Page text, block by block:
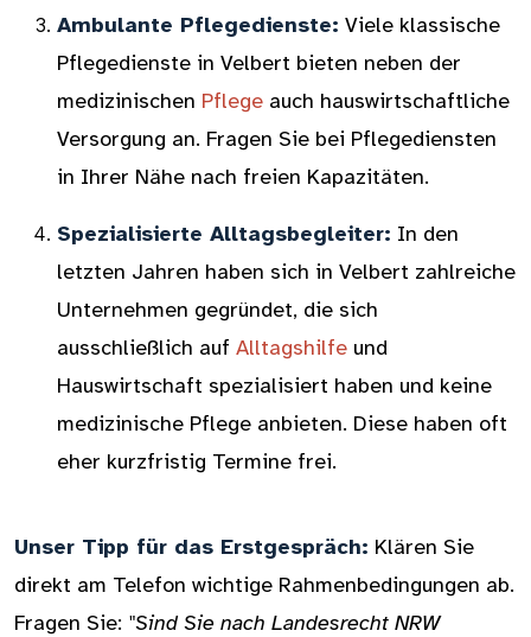
Ambulante Pflegedienste: Viele klassische
Pflegedienste in Velbert bieten neben der
medizinischen Pflege auch hauswirtschaftliche
Versorgung an. Fragen Sie bei Pflegediensten
in Ihrer Nähe nach freien Kapazitäten.
Spezialisierte Alltagsbegleiter: In den
letzten Jahren haben sich in Velbert zahlreiche
Unternehmen gegründet, die sich
ausschließlich auf Alltagshilfe und
Hauswirtschaft spezialisiert haben und keine
medizinische Pflege anbieten. Diese haben oft
eher kurzfristig Termine frei.
Unser Tipp für das Erstgespräch: Klären Sie
direkt am Telefon wichtige Rahmenbedingungen ab.
Fragen Sie: "Sind Sie nach Landesrecht NRW